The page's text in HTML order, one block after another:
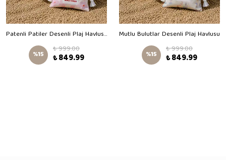
Patenli Patiler Desenli Plaj Havlusu
%15 ₺ 999.00
₺ 849.99
Mutlu Bulutlar Desenli Plaj Havlusu
%15 ₺ 999.00
₺ 849.99